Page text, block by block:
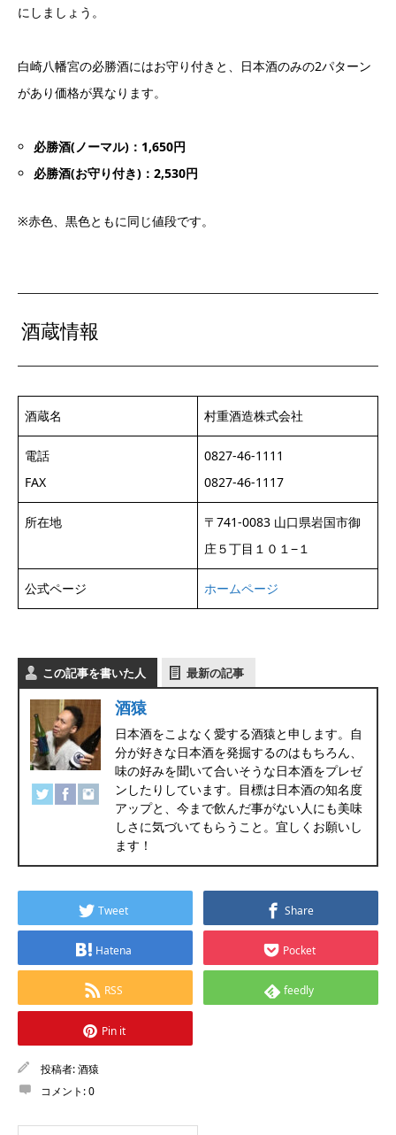
にしましょう。
白崎八幡宮の必勝酒にはお守り付きと、日本酒のみの2パターン
があり価格が異なります。
必勝酒(ノーマル)：1,650円
必勝酒(お守り付き)：2,530円
※赤色、黒色ともに同じ値段です。
酒蔵情報
酒蔵名 村重酒造株式会社
電話
FAX
0827-46-1111
0827-46-1117
所在地
〒741-0083 山口県岩国市御
庄５丁目１０１−１
公式ページ ホームページ
この記事を書いた人 最新の記事
酒猿
日本酒をこよなく愛する酒猿と申します。自
分が好きな日本酒を発掘するのはもちろん、
味の好みを聞いて合いそうな日本酒をプレゼ
ンしたりしています。目標は日本酒の知名度
アップと、今まで飲んだ事がない人にも美味
しさに気づいてもらうこと。宜しくお願いし
ます！
Tweet Share
Hatena Pocket
RSS feedly
Pin it
投稿者:酒猿
コメント:0